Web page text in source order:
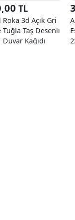
TL
3d Açık Gri
Tuğla Taş Desenli
Kağıdı